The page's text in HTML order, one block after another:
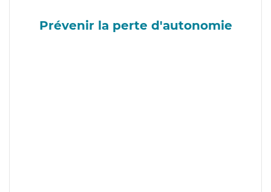
Prévenir la perte d'autonomie